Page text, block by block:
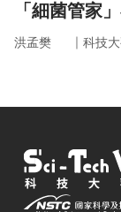
「細菌管家
洪孟樊 ｜ 科技